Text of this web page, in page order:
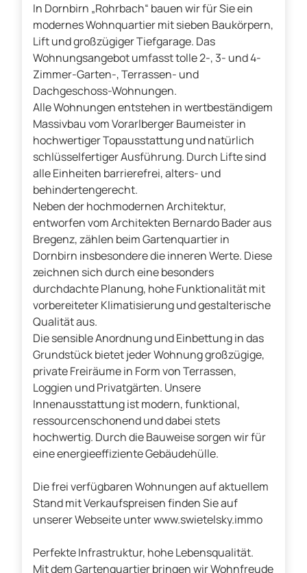
In Dornbirn „Rohrbach“ bauen wir für Sie ein
modernes Wohnquartier mit sieben Baukörpern,
Lift und großzügiger Tiefgarage. Das
Wohnungsangebot umfasst tolle 2-, 3- und 4-
Zimmer-Garten-, Terrassen- und
Dachgeschoss-Wohnungen.
Alle Wohnungen entstehen in wertbeständigem
Massivbau vom Vorarlberger Baumeister in
hochwertiger Topausstattung und natürlich
schlüsselfertiger Ausführung. Durch Lifte sind
alle Einheiten barrierefrei, alters- und
behindertengerecht.
Neben der hochmodernen Architektur,
entworfen vom Architekten Bernardo Bader aus
Bregenz, zählen beim Gartenquartier in
Dornbirn insbesondere die inneren Werte. Diese
zeichnen sich durch eine besonders
durchdachte Planung, hohe Funktionalität mit
vorbereiteter Klimatisierung und gestalterische
Qualität aus.
Die sensible Anordnung und Einbettung in das
Grundstück bietet jeder Wohnung großzügige,
private Freiräume in Form von Terrassen,
Loggien und Privatgärten. Unsere
Innenausstattung ist modern, funktional,
ressourcenschonend und dabei stets
hochwertig. Durch die Bauweise sorgen wir für
eine energieeffiziente Gebäudehülle.
Die frei verfügbaren Wohnungen auf aktuellem
Stand mit Verkaufspreisen finden Sie auf
unserer Webseite unter www.swietelsky.immo
Perfekte Infrastruktur, hohe Lebensqualität.
Mit dem Gartenquartier bringen wir Wohnfreude